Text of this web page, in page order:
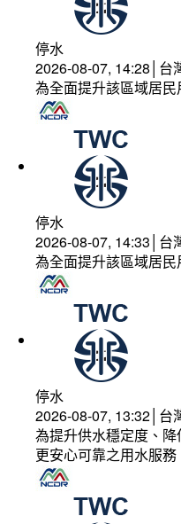
停水
2026-08-07, 14:28│台
為全面提升該區域居
停水
2026-08-07, 14:33│台
為全面提升該區域居
停水
2026-08-07, 13:32│台
為提升供水穩定度、
更安心可靠之用水服務